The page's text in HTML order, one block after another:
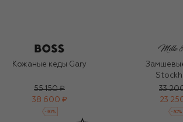
Кожаные кеды Gary
55 150 ₽
38 600 ₽
-30%
33
23
-30%